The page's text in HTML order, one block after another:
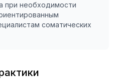
при необходимости
соматических